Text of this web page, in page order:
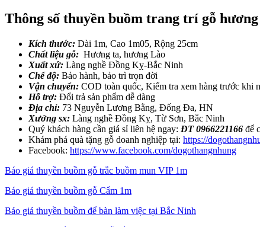
Thông số thuyền buồm trang trí gỗ
Kích thước: Dài 1m, Cao 1m05, Rộng 25cm
Chất liệu gỗ: Hương ta, hương Lào
Xuất xứ: Làng nghề Đồng Kỵ-Bắc Ninh
Chế độ: Bảo hành, bảo trì trọn đời
Vận chuyển: COD toàn quốc, Kiểm tra xem hàng trước khi
Hỗ trợ: Đổi trả sản phẩm dễ dàng
Địa chỉ: 73 Nguyễn Lương Bằng, Đống Đa, HN
Xưởng sx: Làng nghề Đồng Kỵ, Từ Sơn, Bắc Ninh
Quý khách hàng cần giá sỉ liên hệ ngay: ĐT 0966221166 để
Khám phá quà tặng gỗ doanh nghiệp tại: https://
Facebook: https://www.facebook.com/dogothangnhung
Báo giá thuyền buồm gỗ trắc buồm mun VIP 1m
Báo giá thuyền buồm gỗ Cẩm 1m
Báo giá thuyền buồm để bàn làm việc tại Bắc Ninh